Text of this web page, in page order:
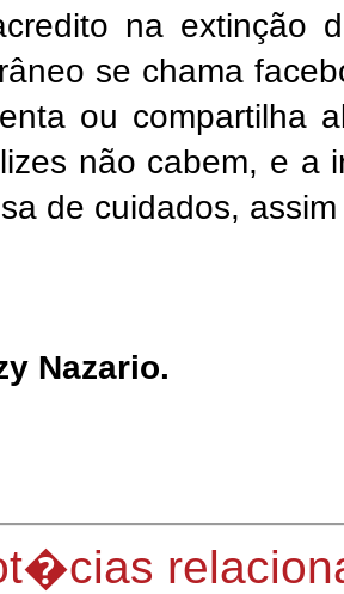
na extinção
se chama
ou compartilha
não cabem, e a
de cuidados,
Nazario.